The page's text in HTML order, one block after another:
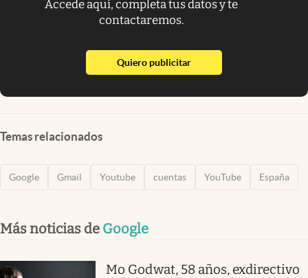
Accede aquí, completa tus datos y te
contactaremos.
Quiero publicitarabre en nueva pestaña
Temas relacionados
Google Gmail Youtube cuentas YouTube España
Más noticias de Google
Mo Godwat, 58 años, exdirectivo